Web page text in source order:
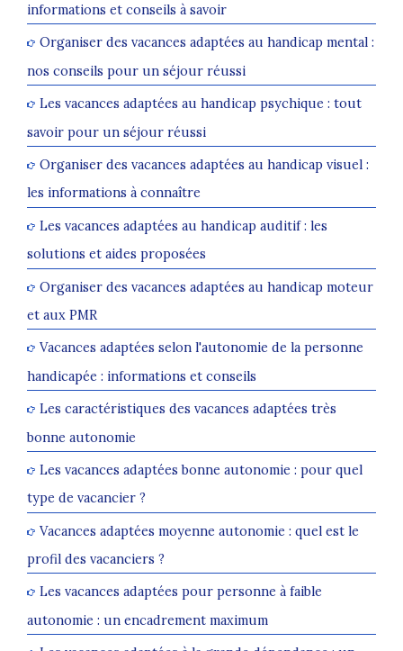
informations et conseils à savoir
Organiser des vacances adaptées au handicap mental :
nos conseils pour un séjour réussi
Les vacances adaptées au handicap psychique : tout
savoir pour un séjour réussi
Organiser des vacances adaptées au handicap visuel :
les informations à connaître
Les vacances adaptées au handicap auditif : les
solutions et aides proposées
Organiser des vacances adaptées au handicap moteur
et aux PMR
Vacances adaptées selon l'autonomie de la personne
handicapée : informations et conseils
Les caractéristiques des vacances adaptées très
bonne autonomie
Les vacances adaptées bonne autonomie : pour quel
type de vacancier ?
Vacances adaptées moyenne autonomie : quel est le
profil des vacanciers ?
Les vacances adaptées pour personne à faible
autonomie : un encadrement maximum